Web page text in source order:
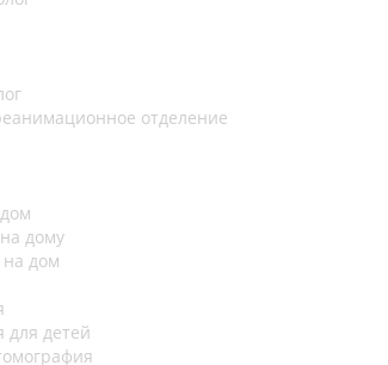
отделение
дому
дом
для детей